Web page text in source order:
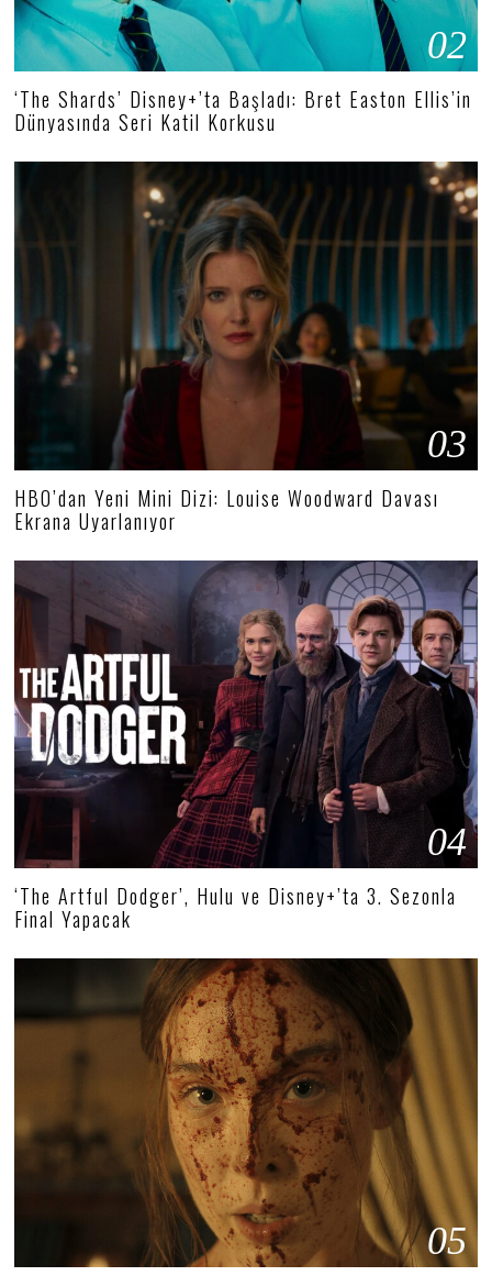
02
‘The Shards’ Disney+’ta Başladı: Bret Easton Ellis’in
Dünyasında Seri Katil Korkusu
03
HBO’dan Yeni Mini Dizi: Louise Woodward Davası
Ekrana Uyarlanıyor
04
‘The Artful Dodger’, Hulu ve Disney+’ta 3. Sezonla
Final Yapacak
05